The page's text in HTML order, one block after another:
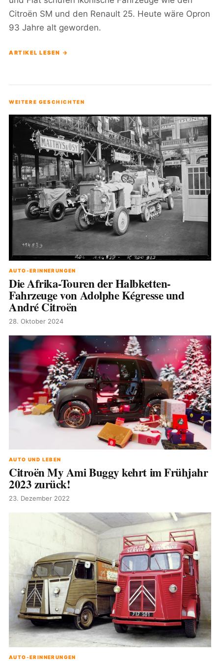
Citroën SM und den Renault 25. Heute wäre Opron
93 Jahre alt geworden.
ARTIKEL LESEN →
WEITERE GESCHICHTEN
AUTO-ERINNERUNGEN
Die Afrika-Touren der Halbketten-
Fahrzeuge von Adolphe Kégresse und
André Citroën
28. Oktober 2024
AUTO UND LEBEN
Citroën My Ami Buggy kehrt im Frühjahr
2023 zurück!
23. Dezember 2022
AUTO-ERINNERUNGEN